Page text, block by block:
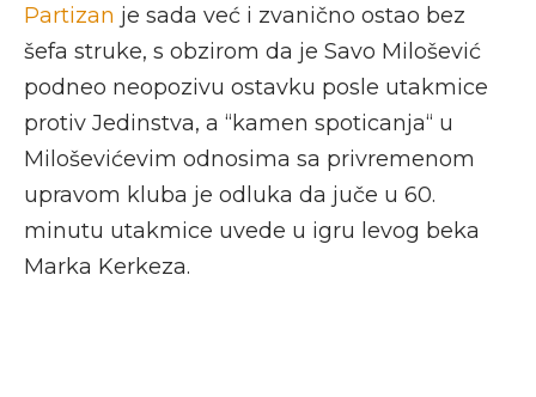
Partizan je sada već i zvanično ostao bez
šefa struke, s obzirom da je Savo Milošević
podneo neopozivu ostavku posle utakmice
protiv Jedinstva, a “kamen spoticanja“ u
Miloševićevim odnosima sa privremenom
upravom kluba je odluka da juče u 60.
minutu utakmice uvede u igru levog beka
Marka Kerkeza.